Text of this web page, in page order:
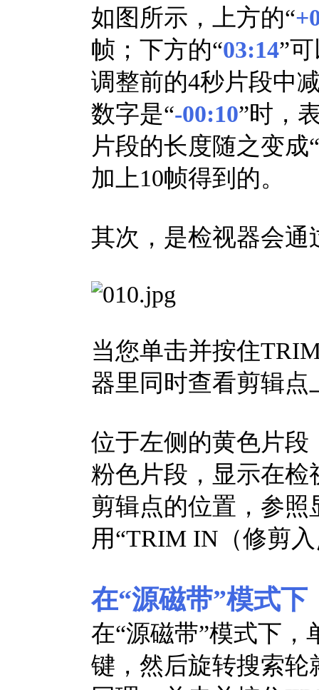
如图所示，上方的“
帧；下方的“03:14”
调整前的4秒片段中
数字是“-00:10”时，
片段的长度随之变成“
加上10帧得到的。
其次，是检视器会通
当您单击并按住
器里同时查看剪辑
位于左侧的黄色片
粉色片段，显示在
剪辑点的位置，参
用“TRIM IN（修剪
在“源磁带”模式下
在“源磁带”模式下
键，然后旋转搜索